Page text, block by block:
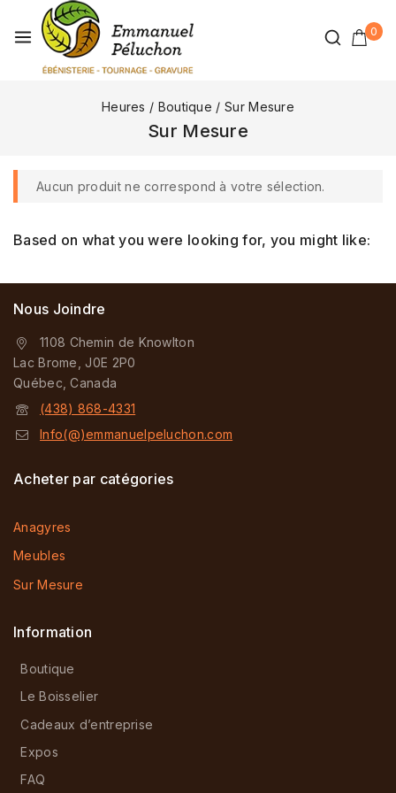
0
Heures / Boutique / Sur Mesure
Sur Mesure
Aucun produit ne correspond à votre sélection.
Based on what you were looking for, you might like:
Nous Joindre
1108 Chemin de Knowlton
Lac Brome, J0E 2P0
Québec, Canada
(438) 868-4331
Info(@)emmanuelpeluchon.com
Acheter par catégories
Anagyres
Meubles
Sur Mesure
Information
Boutique
Le Boisselier
Cadeaux d’entreprise
Expos
FAQ